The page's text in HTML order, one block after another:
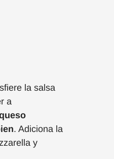
la salsa
a
. Adiciona la
y